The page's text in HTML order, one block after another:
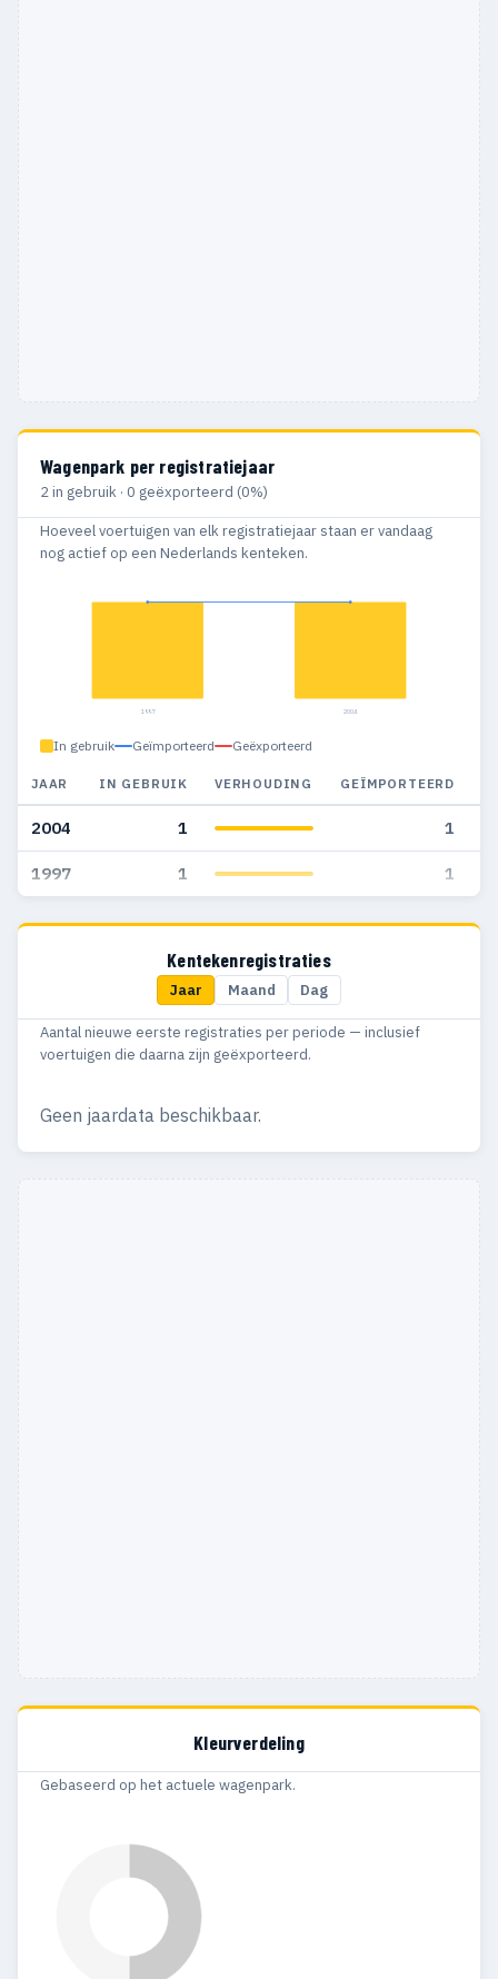
Wagenpark per registratiejaar
2 in gebruik · 0 geëxporteerd (0%)
Hoeveel voertuigen van elk registratiejaar staan er vandaag
nog actief op een Nederlands kenteken.
1997 2004
In gebruik Geïmporteerd Geëxporteerd
JAAR IN GEBRUIK VERHOUDING GEÏMPORTEERD
2004 1 1
1997 1 1
Kentekenregistraties
Jaar Maand Dag
Aantal nieuwe eerste registraties per periode — inclusief
voertuigen die daarna zijn geëxporteerd.
Geen jaardata beschikbaar.
Kleurverdeling
Gebaseerd op het actuele wagenpark.